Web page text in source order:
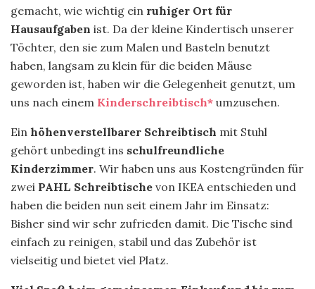
gemacht, wie wichtig ein ruhiger Ort für
Hausaufgaben ist. Da der kleine Kindertisch unserer
Töchter, den sie zum Malen und Basteln benutzt
haben, langsam zu klein für die beiden Mäuse
geworden ist, haben wir die Gelegenheit genutzt, um
uns nach einem Kinderschreibtisch* umzusehen.
Ein höhenverstellbarer Schreibtisch mit Stuhl
gehört unbedingt ins schulfreundliche
Kinderzimmer. Wir haben uns aus Kostengründen für
zwei PAHL Schreibtische von IKEA entschieden und
haben die beiden nun seit einem Jahr im Einsatz:
Bisher sind wir sehr zufrieden damit. Die Tische sind
einfach zu reinigen, stabil und das Zubehör ist
vielseitig und bietet viel Platz.